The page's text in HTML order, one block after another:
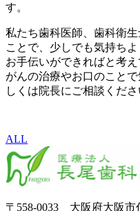
す。
私たち歯科医師、歯科衛
ことで、少しでも気持ち
お手伝いができればと考え
がんの治療やお口のこと
しくは院長にご相談くださ
ALL
〒558-0033 大阪府大阪市